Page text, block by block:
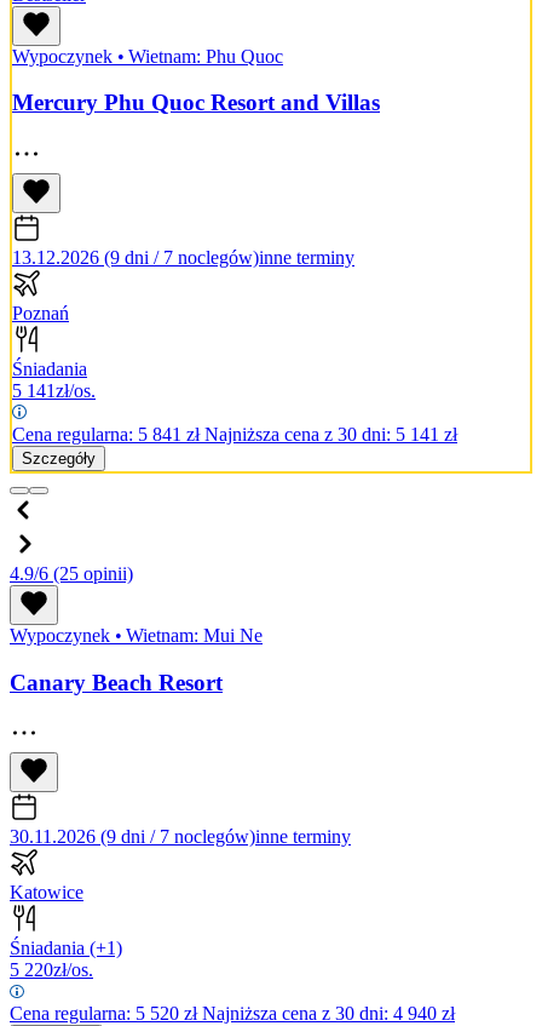
Wypoczynek • Wietnam: Phu Quoc
Mercury Phu Quoc Resort and Villas
13.12.2026 (9 dni / 7 noclegów)inne terminy
Poznań
Śniadania
5 141zł/os.
Cena regularna: 5 841 złNajniższa cena z 30 dni: 5 141 zł
Szczegóły
4.9/6 (25 opinii)
Wypoczynek • Wietnam: Mui Ne
Canary Beach Resort
30.11.2026 (9 dni / 7 noclegów)inne terminy
Katowice
Śniadania (+1)
5 220zł/os.
Cena regularna: 5 520 złNajniższa cena z 30 dni: 4 940 zł